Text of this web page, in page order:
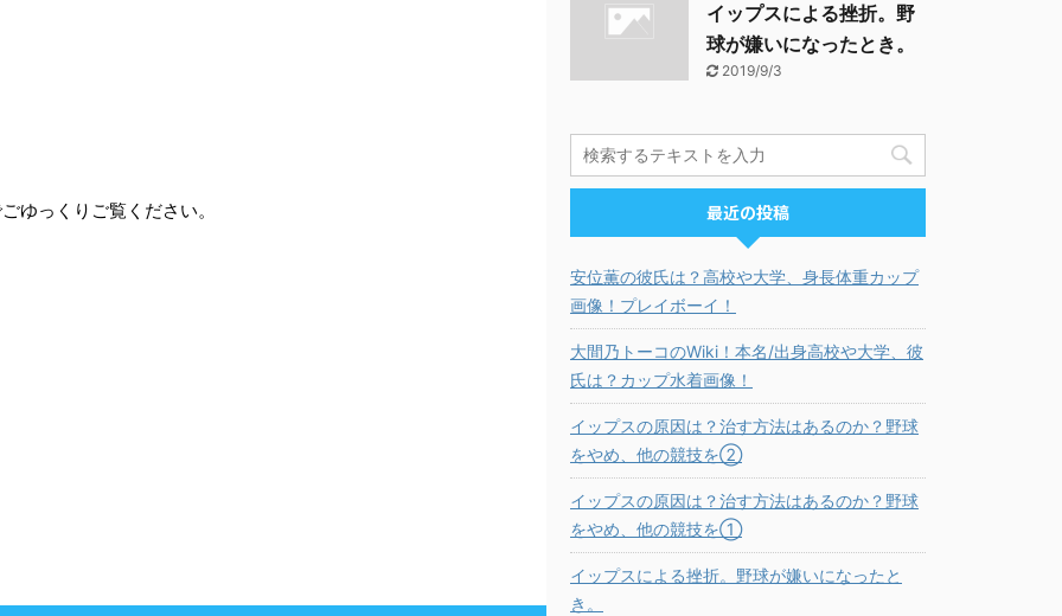
ゆっくりご覧ください。
イップスによる挫折。野
球が嫌いになったとき。
2019/9/3
最近の投稿
安位薫の彼氏は？高校や大学、身長体重カップ
画像！プレイボーイ！
大間乃トーコのWiki！本名/出身高校や大学、彼
氏は？カップ水着画像！
イップスの原因は？治す方法はあるのか？野球
をやめ、他の競技を②
イップスの原因は？治す方法はあるのか？野球
をやめ、他の競技を①
イップスによる挫折。野球が嫌いになったと
き。